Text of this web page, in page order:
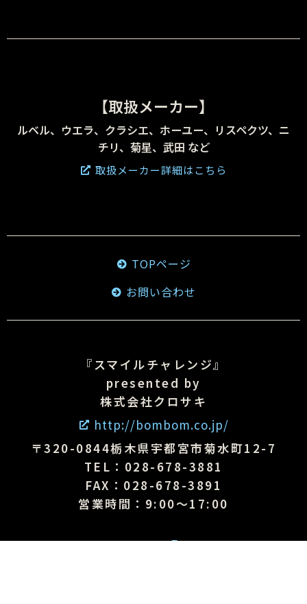
【取扱メーカー】
ルベル、ウエラ、クラシエ、ホーユー、リスペクツ、ニ
チリ、菊星、武田 など
取扱メーカー詳細はこちら
TOPページ
お問い合わせ
『スマイルチャレンジ』
presented by
株式会社クロサキ
http://bombom.co.jp/
〒320-0844栃木県宇都宮市菊水町12-7
TEL：028-678-3881
FAX：028-678-3891
営業時間：9:00～17:00